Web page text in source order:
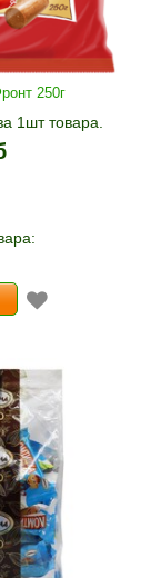
250г
1шт товара.
кнопками «+»
нужное